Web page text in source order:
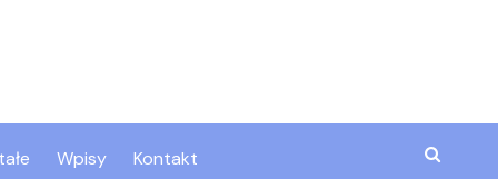
Wpisy Kontakt